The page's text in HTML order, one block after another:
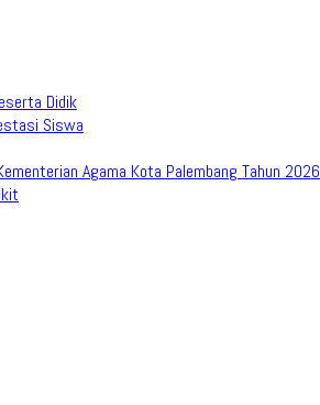
Didik
Siswa
Agama Kota Palembang Tahun 2026